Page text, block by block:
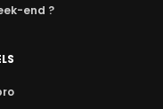
end ?